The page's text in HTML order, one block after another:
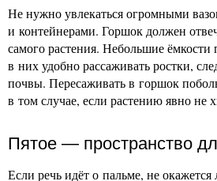
Не нужно увлекаться огромными
и контейнерами. Горшок должен
самого растения. Небольшие ёмкости
в них удобно рассаживать ростки,
почвы. Пересаживать в горшок
в том случае, если растению явно не
Пятое — пространство
Если речь идёт о пальме, не